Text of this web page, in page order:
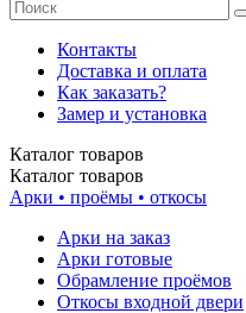
Контакты
Доставка и оплата
Как заказать?
Замер и установка
Каталог товаров
Каталог товаров
Арки • проёмы • откосы
Арки на заказ
Арки готовые
Обрамление проёмов
Откосы входной двери